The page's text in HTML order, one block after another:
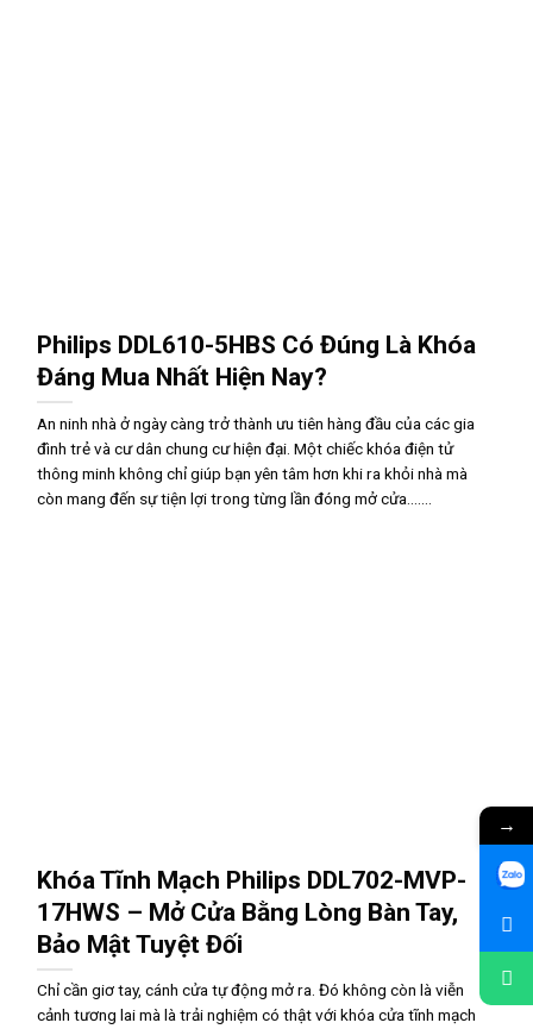
Philips DDL610-5HBS Có Đúng Là Khóa
Đáng Mua Nhất Hiện Nay?
An ninh nhà ở ngày càng trở thành ưu tiên hàng đầu của các gia
đình trẻ và cư dân chung cư hiện đại. Một chiếc khóa điện tử
thông minh không chỉ giúp bạn yên tâm hơn khi ra khỏi nhà mà
còn mang đến sự tiện lợi trong từng lần đóng mở cửa.......
Khóa Tĩnh Mạch Philips DDL702-MVP-
17HWS – Mở Cửa Bằng Lòng Bàn Tay,
Bảo Mật Tuyệt Đối
Chỉ cần giơ tay, cánh cửa tự động mở ra. Đó không còn là viễn
cảnh tương lai mà là trải nghiệm có thật với khóa cửa tĩnh mạch
→